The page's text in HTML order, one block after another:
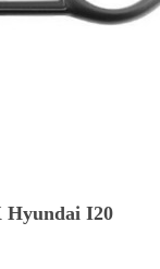
Hyundai I20